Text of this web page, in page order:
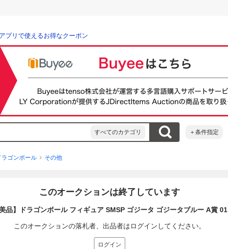
プリで使えるお得なクーポン
すべてのカテゴリ ＋条件指定
ラゴンボール その他
このオークションは終了しています
品】ドラゴンボール フィギュア SMSP ゴジータ ゴジータブルー A賞 01
このオークションの落札者、出品者はログインしてください。
ログイン